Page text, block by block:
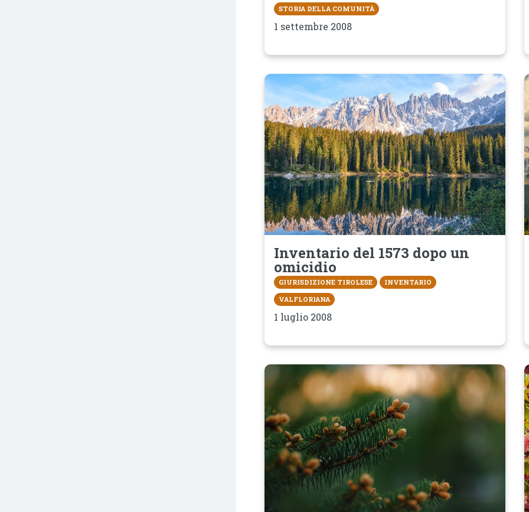
STORIA DELLA COMUNITÀ
1 settembre 2008
Inventario del 1573 dopo un
omicidio
GIURISDIZIONE TIROLESE
INVENTARIO
VALFLORIANA
1 luglio 2008